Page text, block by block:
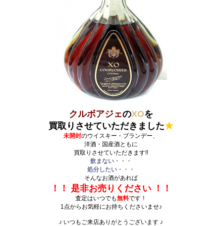
クルボアジェのXOを
買取りさせていただきました★
未開封のウイスキー・ブランデー、
洋酒・国産酒ともに
買取りさせていただきます!!
飲まない・・・
処分したい・・・
そんなお酒があれば
！！ 是非お売りください ！！
査定はいつでも無料です！
1点からお気軽にお持ちくださいませ♪
♪ いつもご来店ありがとうございます ♪